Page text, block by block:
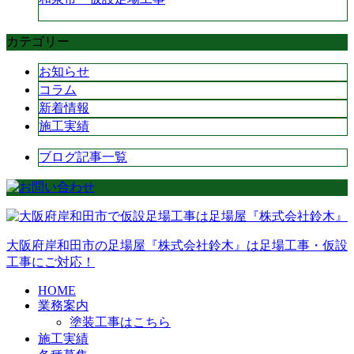
カテゴリー
お知らせ
コラム
新着情報
施工実績
ブログ記事一覧
大阪府岸和田市の足場屋『株式会社鈴木』は足場工事・仮設
工事にご対応！
HOME
業務案内
塗装工事はこちら
施工実績